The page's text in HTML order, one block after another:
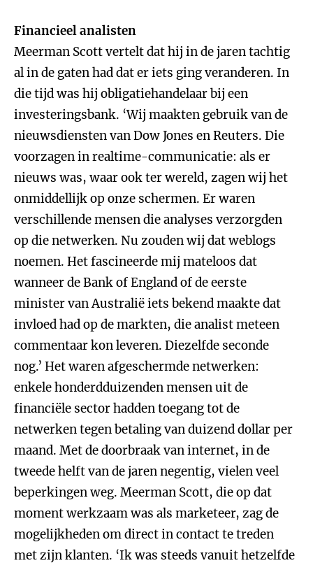
Financieel analisten
Meerman Scott vertelt dat hij in de jaren tachtig
al in de gaten had dat er iets ging veranderen. In
die tijd was hij obligatiehandelaar bij een
investeringsbank. ‘Wij maakten gebruik van de
nieuwsdiensten van Dow Jones en Reuters. Die
voorzagen in realtime-communicatie: als er
nieuws was, waar ook ter wereld, zagen wij het
onmiddellijk op onze schermen. Er waren
verschillende mensen die analyses verzorgden
op die netwerken. Nu zouden wij dat weblogs
noemen. Het fascineerde mij mateloos dat
wanneer de Bank of England of de eerste
minister van Australië iets bekend maakte dat
invloed had op de markten, die analist meteen
commentaar kon leveren. Diezelfde seconde
nog.’ Het waren afgeschermde netwerken:
enkele honderdduizenden mensen uit de
financiële sector hadden toegang tot de
netwerken tegen betaling van duizend dollar per
maand. Met de doorbraak van internet, in de
tweede helft van de jaren negentig, vielen veel
beperkingen weg. Meerman Scott, die op dat
moment werkzaam was als marketeer, zag de
mogelijkheden om direct in contact te treden
met zijn klanten. ‘Ik was steeds vanuit hetzelfde